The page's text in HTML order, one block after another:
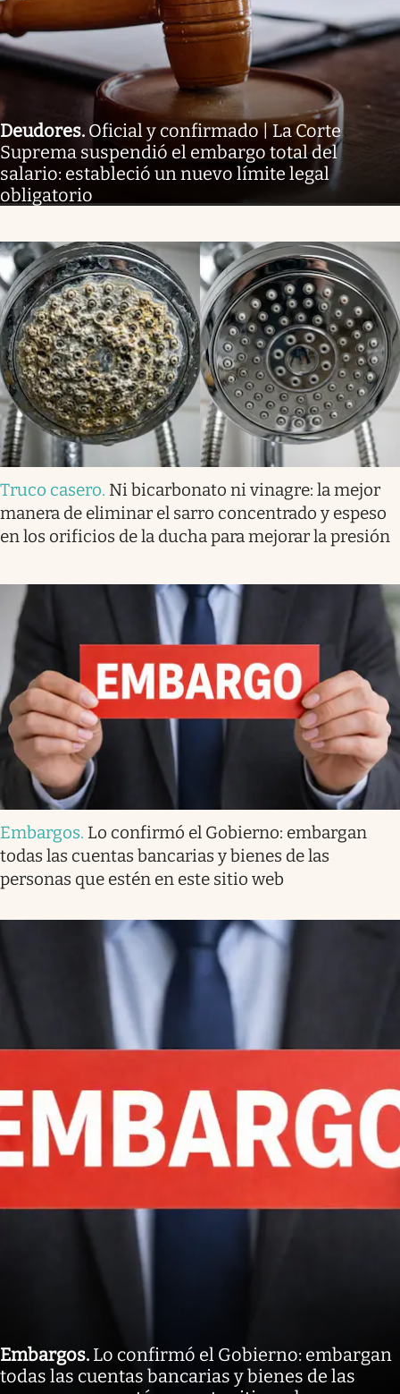
Deudores. Oficial y confirmado | La Corte
Suprema suspendió el embargo total del
salario: estableció un nuevo límite legal
obligatorio
Truco casero. Ni bicarbonato ni vinagre: la mejor
manera de eliminar el sarro concentrado y espeso
en los orificios de la ducha para mejorar la presión
Embargos. Lo confirmó el Gobierno: embargan
todas las cuentas bancarias y bienes de las
personas que estén en este sitio web
Embargos. Lo confirmó el Gobierno: embargan
todas las cuentas bancarias y bienes de las